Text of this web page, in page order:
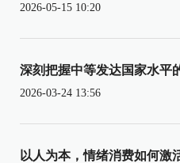
2026-05-15 10:20
深刻把握中等发达国家水平
2026-03-24 13:56
以人为本，情绪消费如何激